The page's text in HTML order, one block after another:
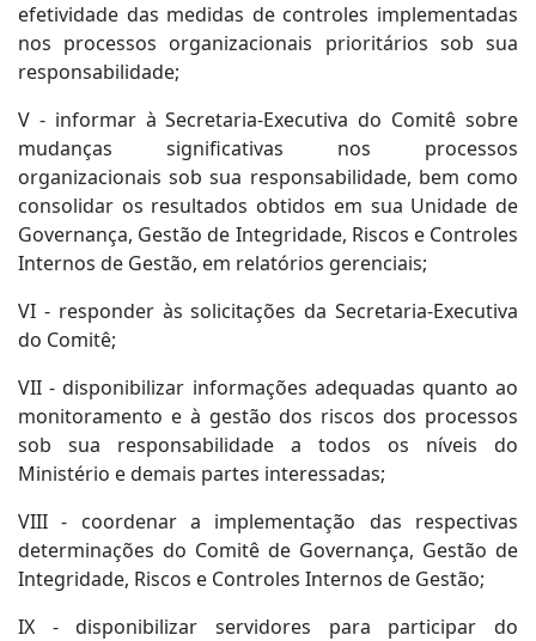
efetividade das medidas de controles implementadas
nos processos organizacionais prioritários sob sua
responsabilidade;
V - informar à Secretaria-Executiva do Comitê sobre
mudanças significativas nos processos
organizacionais sob sua responsabilidade, bem como
consolidar os resultados obtidos em sua Unidade de
Governança, Gestão de Integridade, Riscos e Controles
Internos de Gestão, em relatórios gerenciais;
VI - responder às solicitações da Secretaria-Executiva
do Comitê;
VII - disponibilizar informações adequadas quanto ao
monitoramento e à gestão dos riscos dos processos
sob sua responsabilidade a todos os níveis do
Ministério e demais partes interessadas;
VIII - coordenar a implementação das respectivas
determinações do Comitê de Governança, Gestão de
Integridade, Riscos e Controles Internos de Gestão;
IX - disponibilizar servidores para participar do